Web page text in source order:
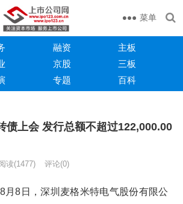
菜单
融资
主板
京股
三板
专题 百科
债上会 发行总额不超过122,000.00
读(1477) 评论(0)
月8日，深圳麦格米特电气股份有限公